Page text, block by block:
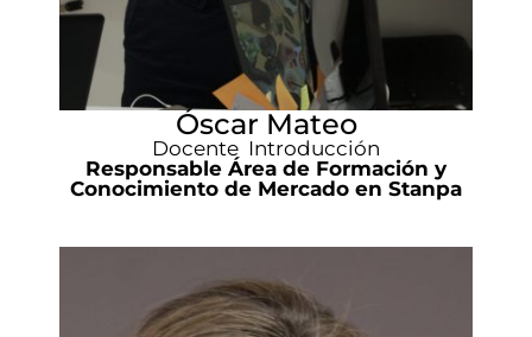
Óscar Mateo
Docente Introducción
Responsable Área de Formación y
Conocimiento de Mercado en Stanpa